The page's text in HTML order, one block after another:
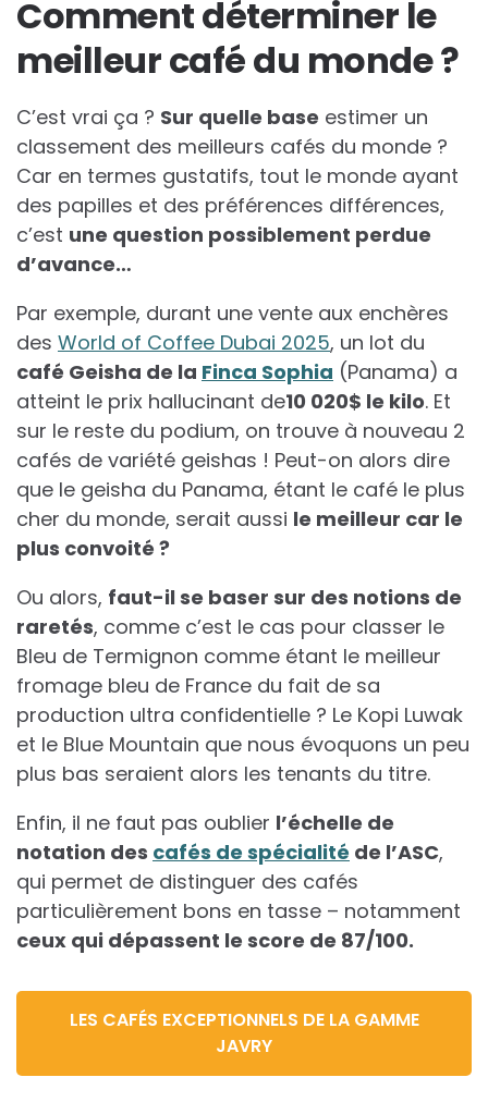
Comment déterminer le
meilleur café du monde ?
C’est vrai ça ? Sur quelle base estimer un
classement des meilleurs cafés du monde ?
Car en termes gustatifs, tout le monde ayant
des papilles et des préférences différences,
c’est une question possiblement perdue
d’avance…
Par exemple, durant une vente aux enchères
des World of Coffee Dubai 2025, un lot du
café Geisha de la Finca Sophia (Panama) a
atteint le prix hallucinant de10 020$ le kilo. Et
sur le reste du podium, on trouve à nouveau 2
cafés de variété geishas ! Peut-on alors dire
que le geisha du Panama, étant le café le plus
cher du monde, serait aussi le meilleur car le
plus convoité ?
Ou alors, faut-il se baser sur des notions de
raretés, comme c’est le cas pour classer le
Bleu de Termignon comme étant le meilleur
fromage bleu de France du fait de sa
production ultra confidentielle ? Le Kopi Luwak
et le Blue Mountain que nous évoquons un peu
plus bas seraient alors les tenants du titre.
Enfin, il ne faut pas oublier l’échelle de
notation des cafés de spécialité de l’ASC,
qui permet de distinguer des cafés
particulièrement bons en tasse – notamment
ceux qui dépassent le score de 87/100.
LES CAFÉS EXCEPTIONNELS DE LA GAMME
JAVRY